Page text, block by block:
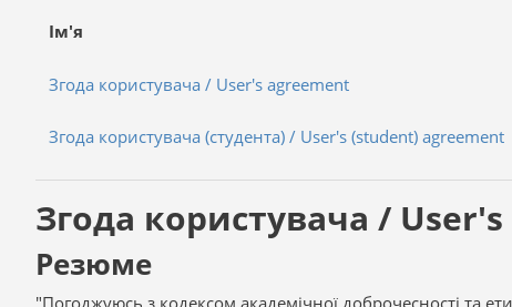
Ім'я
Згода користувача / User's agreement
Згода користувача (студента) / User's (student) agreement
Згода користувача /
Резюме
"Погоджуюсь з кодексом академічної доброчесності та